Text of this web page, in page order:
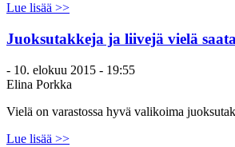
Lue lisää >>
Juoksutakkeja ja liivejä vielä
- 10. elokuu 2015 - 19:55
Elina Porkka
Vielä on varastossa hyvä valikoima
Lue lisää >>